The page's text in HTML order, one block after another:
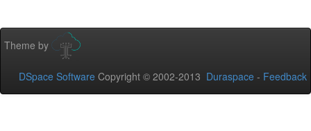
Theme by
DSpace Software Copyright © 2002-2013 Duraspace - Feedback